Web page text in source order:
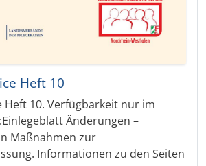
Heft 10
Heft 10. Verfügbarkeit nur im
Änderungen –
Maßnahmen zur
Informationen zu den Seiten